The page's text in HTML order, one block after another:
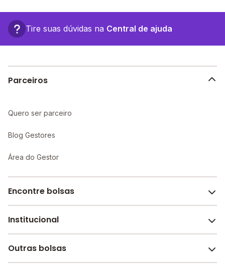
estruturas.
00710 - Ji-Paraná - RO.
Tire suas dúvidas na Central de ajuda
Parceiros
Quero ser parceiro
Blog Gestores
Área do Gestor
Encontre bolsas
Melhores escolas de São Paulo
Escolas por cidade e bairro
Institucional
Sobre o Melhor Escola
Outras bolsas